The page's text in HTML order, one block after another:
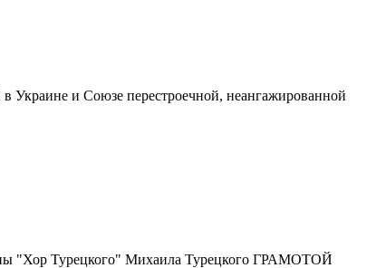
Украине и Союзе перестроечной, неангажированной
"Хор Турецкого" Михаила Турецкого ГРАМОТОЙ